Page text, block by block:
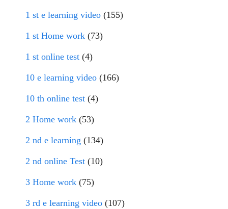
1 st e learning video (155)
1 st Home work (73)
1 st online test (4)
10 e learning video (166)
10 th online test (4)
2 Home work (53)
2 nd e learning (134)
2 nd online Test (10)
3 Home work (75)
3 rd e learning video (107)